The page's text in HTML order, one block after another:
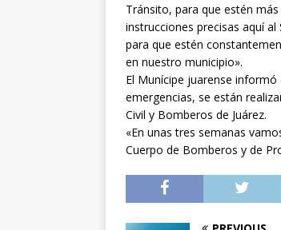
Tránsito, para que estén
instrucciones precisas aquí
para que estén
en nuestro municipio».
El Munícipe juarense
emergencias, se están
Civil y Bomberos de Juárez.
«En unas tres semanas
Cuerpo de Bomberos y de